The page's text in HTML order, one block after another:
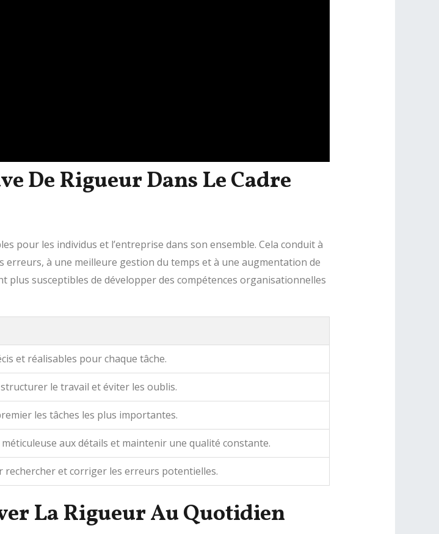
De Rigueur Dans Le Cadre
pour les individus et l’entreprise dans son ensemble. Cela conduit à
à une meilleure gestion du temps et à une augmentation de
susceptibles de développer des compétences organisationnelles
et réalisables pour chaque tâche.
le travail et éviter les oublis.
les tâches les plus importantes.
aux détails et maintenir une qualité constante.
rechercher et corriger les erreurs potentielles.
La Rigueur Au Quotidien